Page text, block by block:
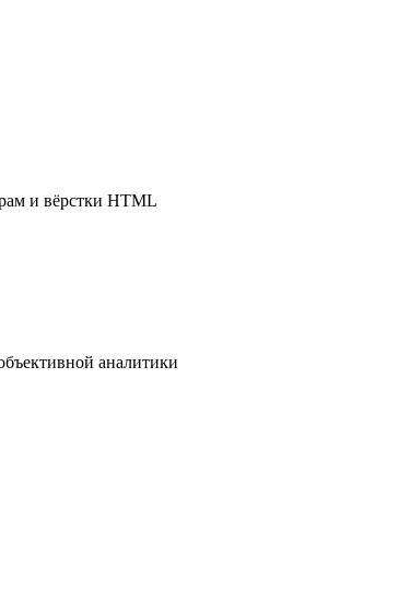
и вёрстки HTML
аналитики